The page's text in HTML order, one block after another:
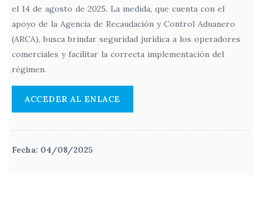
el 14 de agosto de 2025. La medida, que cuenta con el
apoyo de la Agencia de Recaudación y Control Aduanero
(ARCA), busca brindar seguridad jurídica a los operadores
comerciales y facilitar la correcta implementación del
régimen.
ACCEDER AL ENLACE
Fecha: 04/08/2025